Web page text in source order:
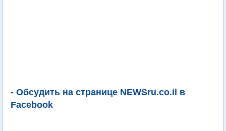
- Обсудить на странице NEWSru.co.il в
Facebook